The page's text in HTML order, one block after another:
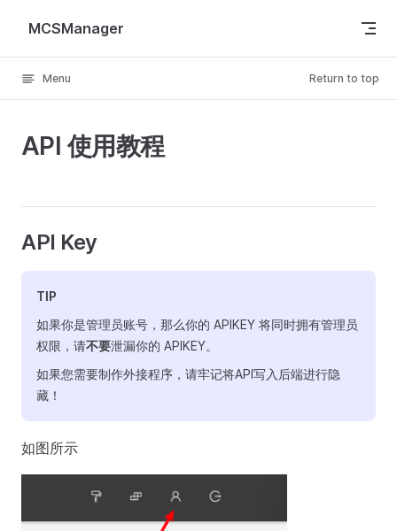
Skip to content
MCSManager
Menu Return to top
API 使用教程
API Key
TIP
如果你是管理员账号，那么你的 APIKEY 将同时拥有管理员
权限，请不要泄漏你的 APIKEY。
如果您需要制作外接程序，请牢记将API写入后端进行隐
藏！
如图所示